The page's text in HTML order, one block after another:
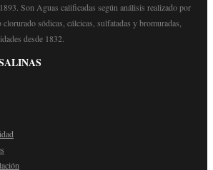
Son Aguas calificadas según análisis realizado por
sódicas, cálcicas, sulfatadas y bromuradas,
desde 1832.